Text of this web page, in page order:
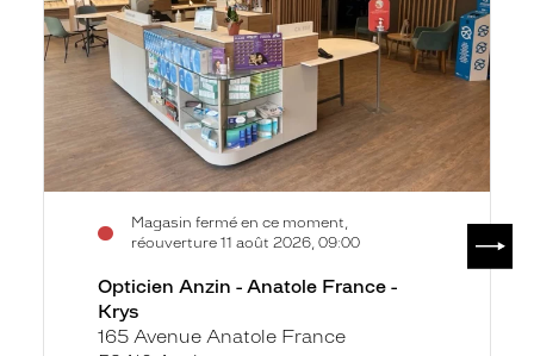
-
Krys
Magasin fermé en ce moment,
réouverture 11 août 2026, 09:00
Opticien Anzin - Anatole France -
Krys
165 Avenue Anatole France